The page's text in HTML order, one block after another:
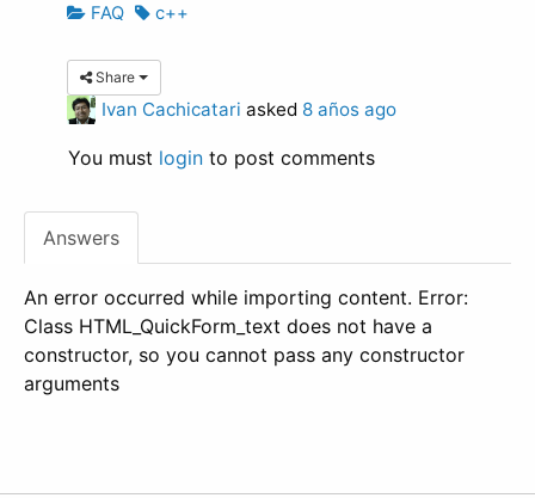
FAQ c++
Share
Ivan Cachicatari asked 8 años ago
You must login to post comments
Answers
An error occurred while importing content. Error:
Class HTML_QuickForm_text does not have a
constructor, so you cannot pass any constructor
arguments